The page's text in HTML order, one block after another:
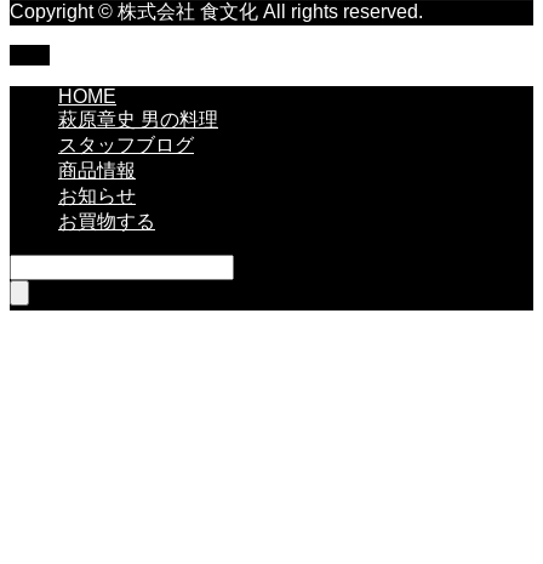
Copyright © 株式会社 食文化 All rights reserved.
HOME
萩原章史 男の料理
スタッフブログ
商品情報
お知らせ
お買物する